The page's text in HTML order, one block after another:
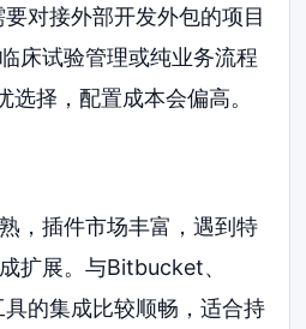
对接外部开发外包的项目
床试验管理或纯业务流程
择，配置成本会偏高。
，插件市场丰富，遇到特
扩展。与Bitbucket、
的集成比较顺畅，适合持